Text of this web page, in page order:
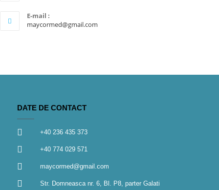
E-mail :
maycormed@gmail.com
DATE DE CONTACT
+40 236 435 373
+40 774 029 571
maycormed@gmail.com
Str. Domneasca nr. 6, Bl. P8, parter Galati